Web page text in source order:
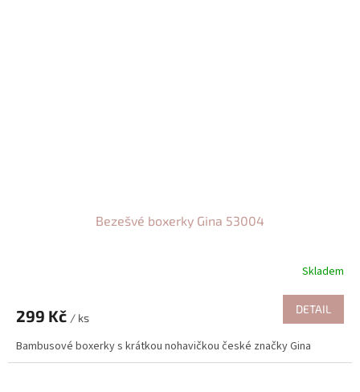
Bezešvé boxerky Gina 53004
Skladem
299 Kč / ks
DETAIL
Bambusové boxerky s krátkou nohavičkou české značky Gina